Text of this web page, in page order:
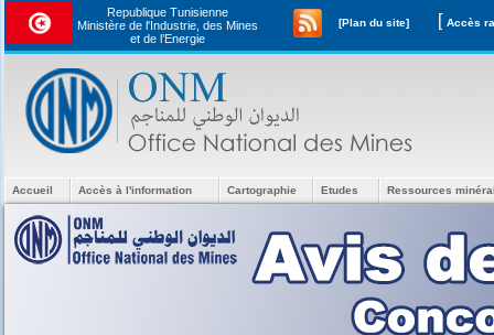
Republique Tunisienne
Ministère de l'Industrie, des Mines
et de l’Energie
[Plan du site] [
Accueil Accès à l'information Cartographie Etudes Ressources